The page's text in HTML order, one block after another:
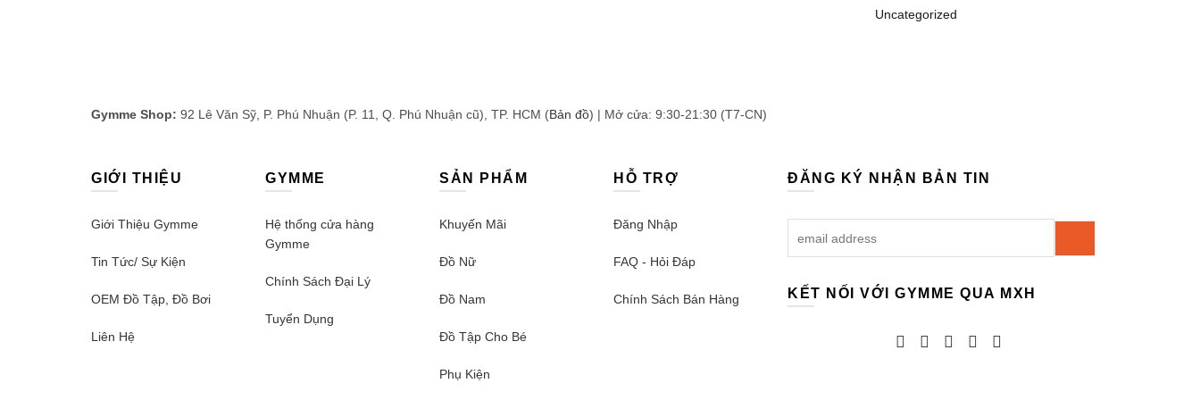
Uncategorized
Gymme Shop: 92 Lê Văn Sỹ, P. Phú Nhuận (P. 11, Q. Phú Nhuận cũ), TP. HCM (Bản đồ) | Mở cửa: 9:30-21:30 (T7-CN)
GIỚI THIỆU
Giới Thiệu Gymme
Tin Tức/ Sự Kiện
OEM Đồ Tập, Đồ Bơi
Liên Hệ
GYMME
Hệ thống cửa hàng
Gymme
Chính Sách Đại Lý
Tuyển Dụng
SẢN PHẨM
Khuyến Mãi
Đồ Nữ
Đồ Nam
Đồ Tập Cho Bé
Phụ Kiện
HỖ TRỢ
Đăng Nhập
FAQ - Hỏi Đáp
Chính Sách Bán Hàng
ĐĂNG KÝ NHẬN BẢN TIN
KẾT NỐI VỚI GYMME QUA MXH